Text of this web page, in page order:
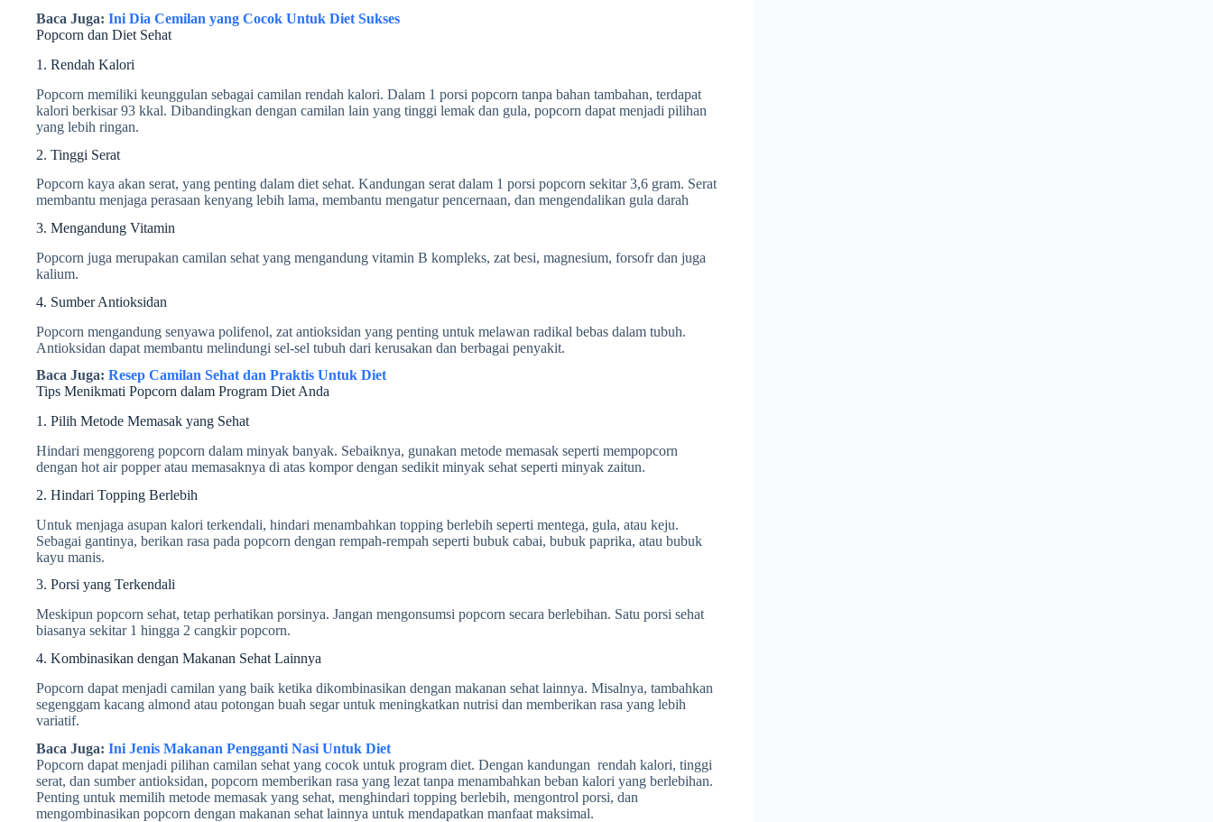
Baca Juga: Ini Dia Cemilan yang Cocok Untuk Diet Sukses
Popcorn dan Diet Sehat
1. Rendah Kalori
Popcorn memiliki keunggulan sebagai camilan rendah kalori. Dalam 1 porsi popcorn tanpa bahan tambahan, terdapat
kalori berkisar 93 kkal. Dibandingkan dengan camilan lain yang tinggi lemak dan gula, popcorn dapat menjadi pilihan
yang lebih ringan.
2. Tinggi Serat
Popcorn kaya akan serat, yang penting dalam diet sehat. Kandungan serat dalam 1 porsi popcorn sekitar 3,6 gram. Serat
membantu menjaga perasaan kenyang lebih lama, membantu mengatur pencernaan, dan mengendalikan gula darah
3. Mengandung Vitamin
Popcorn juga merupakan camilan sehat yang mengandung vitamin B kompleks, zat besi, magnesium, forsofr dan juga
kalium.
4. Sumber Antioksidan
Popcorn mengandung senyawa polifenol, zat antioksidan yang penting untuk melawan radikal bebas dalam tubuh.
Antioksidan dapat membantu melindungi sel-sel tubuh dari kerusakan dan berbagai penyakit.
Baca Juga: Resep Camilan Sehat dan Praktis Untuk Diet
Tips Menikmati Popcorn dalam Program Diet Anda
1. Pilih Metode Memasak yang Sehat
Hindari menggoreng popcorn dalam minyak banyak. Sebaiknya, gunakan metode memasak seperti mempopcorn
dengan hot air popper atau memasaknya di atas kompor dengan sedikit minyak sehat seperti minyak zaitun.
2. Hindari Topping Berlebih
Untuk menjaga asupan kalori terkendali, hindari menambahkan topping berlebih seperti mentega, gula, atau keju.
Sebagai gantinya, berikan rasa pada popcorn dengan rempah-rempah seperti bubuk cabai, bubuk paprika, atau bubuk
kayu manis.
3. Porsi yang Terkendali
Meskipun popcorn sehat, tetap perhatikan porsinya. Jangan mengonsumsi popcorn secara berlebihan. Satu porsi sehat
biasanya sekitar 1 hingga 2 cangkir popcorn.
4. Kombinasikan dengan Makanan Sehat Lainnya
Popcorn dapat menjadi camilan yang baik ketika dikombinasikan dengan makanan sehat lainnya. Misalnya, tambahkan
segenggam kacang almond atau potongan buah segar untuk meningkatkan nutrisi dan memberikan rasa yang lebih
variatif.
Baca Juga: Ini Jenis Makanan Pengganti Nasi Untuk Diet
Popcorn dapat menjadi pilihan camilan sehat yang cocok untuk program diet. Dengan kandungan rendah kalori, tinggi
serat, dan sumber antioksidan, popcorn memberikan rasa yang lezat tanpa menambahkan beban kalori yang berlebihan.
Penting untuk memilih metode memasak yang sehat, menghindari topping berlebih, mengontrol porsi, dan
mengombinasikan popcorn dengan makanan sehat lainnya untuk mendapatkan manfaat maksimal.